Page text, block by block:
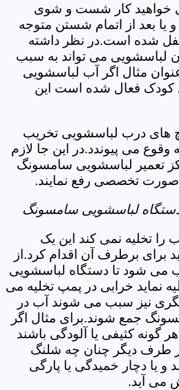
خواهید کار شست و شوی
یا بعد از اتمام شستن متوجه
شده است.در نظر داشته
لباسشویی می تواند به سبب
مثال اگر آب لباسشویی
کودک فعال شده است این
های درب لباسشویی تخریب
وقوع می پیوندد.در این جا لازم
تعمیر لباسشویی سامسونگ
صورت تخصصی رفع نمایند.
لباسشویی سامسونگ
را تخلیه نمی کند این یک
برطرف آن اقدام کرد.از
می شود تا دستگاه لباسشویی
نماید خرابی در پمپ تخلیه می
نیز سبب می شوند آب در
جمع شوند.برای مثال اگر
گونه کثیفی یا آلودگی باشند
طرف دیگر چنان چه شلنگ
و یا دچار خمیدگی یا پارگی
می آید.